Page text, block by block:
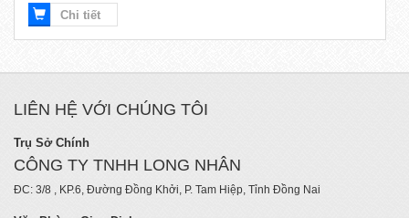
Chi tiết
LIÊN HỆ VỚI CHÚNG TÔI
Trụ Sở Chính
CÔNG TY TNHH LONG NHÂN
ĐC: 3/8 , KP.6, Đường Đồng Khởi, P. Tam Hiệp, Tỉnh Đồng Nai